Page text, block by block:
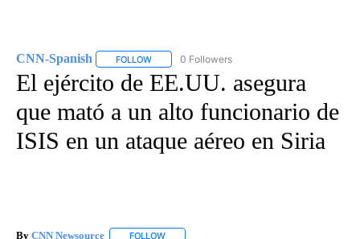
CNN-Spanish FOLLOW FOLLOW "CNN-SPANISH" TO RECEIVE
0 Followers
El ejército de EE.UU. asegura
que mató a un alto funcionario de
ISIS en un ataque aéreo en Siria
By CNN Newsource FOLLOW